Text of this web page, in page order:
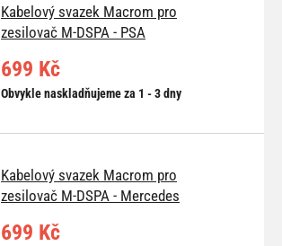
Kabelový svazek Macrom pro
zesilovač M-DSPA - PSA
699 Kč
Obvykle naskladňujeme za 1 - 3 dny
Kabelový svazek Macrom pro
zesilovač M-DSPA - Mercedes
699 Kč